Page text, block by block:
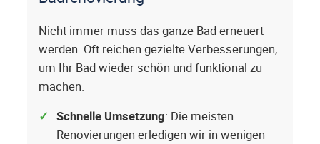
Nicht immer muss das ganze Bad erneuert
werden. Oft reichen gezielte Verbesserungen,
um Ihr Bad wieder schön und funktional zu
machen.
Schnelle Umsetzung: Die meisten
Renovierungen erledigen wir in wenigen